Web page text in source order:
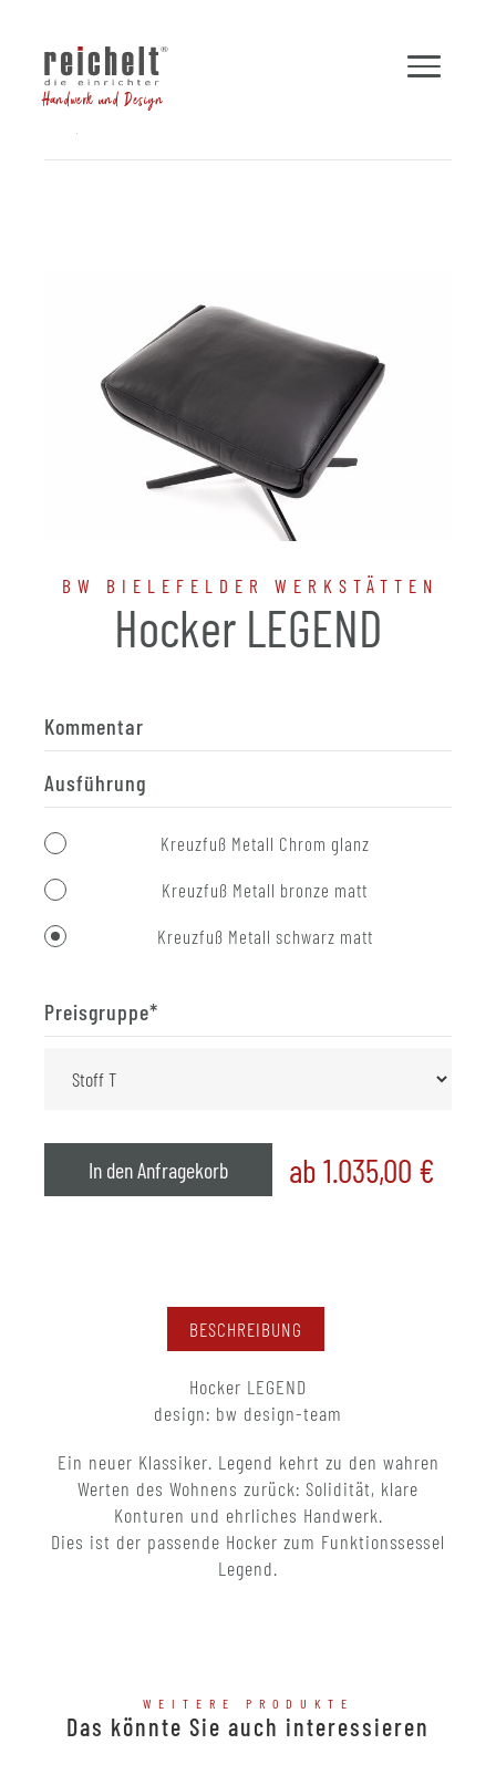
Handwerk und Design
BW BIELEFELDER WERKSTÄTTEN
Hocker LEGEND
Kommentar
Ausführung
Kreuzfuß Metall Chrom glanz
Kreuzfuß Metall bronze matt
Kreuzfuß Metall schwarz matt
Preisgruppe*
In den Anfragekorb ab 1.035,00 €
BESCHREIBUNG
Hocker LEGEND
design: bw design-team
Ein neuer Klassiker. Legend kehrt zu den wahren
Werten des Wohnens zurück: Solidität, klare
Konturen und ehrliches Handwerk.
Dies ist der passende Hocker zum Funktionssessel
Legend.
WEITERE PRODUKTE
Das könnte Sie auch interessieren